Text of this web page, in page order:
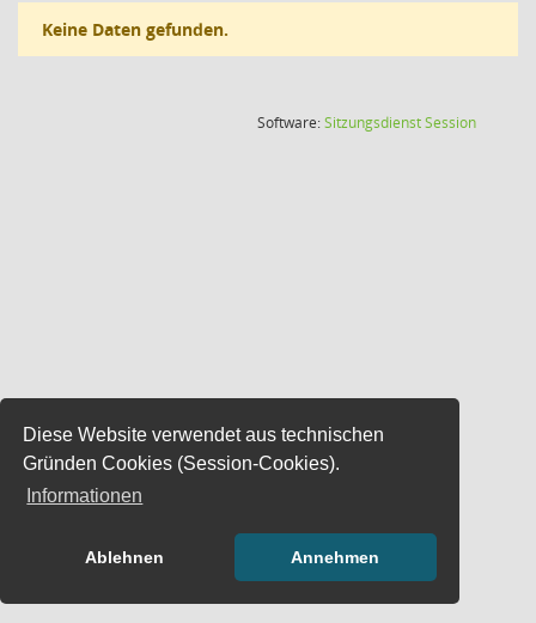
Diese Website verwendet aus technischen
Gründen Cookies (Session-Cookies).
Informationen
Ablehnen Annehmen
Keine Daten gefunden.
Software:SitzungsdienstSession(Wird in